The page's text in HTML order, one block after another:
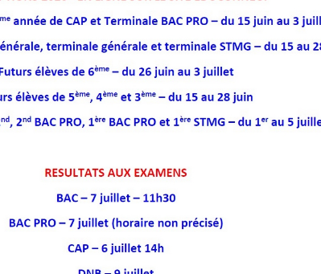
Tournoi de Mathématiques du
Limousin
Le Tournoi de Mathématiques du Limousin s’est
tenu le mardi 20 janvier 2026. Des élèves de 4e
du collège Eugène Jamot ont participé à cet
événement. Nous adressons toutes nos